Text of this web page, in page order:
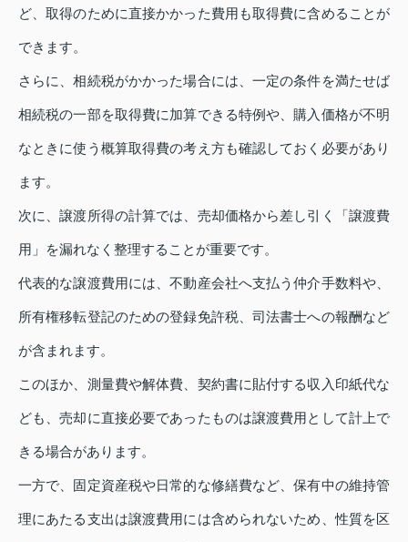
ど、取得のために直接かかった費用も取得費に含めることが
できます。
さらに、相続税がかかった場合には、一定の条件を満たせば
相続税の一部を取得費に加算できる特例や、購入価格が不明
なときに使う概算取得費の考え方も確認しておく必要があり
ます。
次に、譲渡所得の計算では、売却価格から差し引く「譲渡費
用」を漏れなく整理することが重要です。
代表的な譲渡費用には、不動産会社へ支払う仲介手数料や、
所有権移転登記のための登録免許税、司法書士への報酬など
が含まれます。
このほか、測量費や解体費、契約書に貼付する収入印紙代な
ども、売却に直接必要であったものは譲渡費用として計上で
きる場合があります。
一方で、固定資産税や日常的な修繕費など、保有中の維持管
理にあたる支出は譲渡費用には含められないため、性質を区